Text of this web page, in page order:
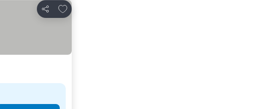
Sdílet
Přidat na seznam oblíbených hotelů